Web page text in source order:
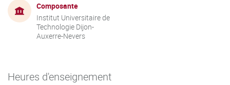
Composante
Institut Universitaire de
Technologie Dijon-
Auxerre-Nevers
Heures d'enseignement